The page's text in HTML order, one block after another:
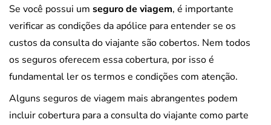
Se você possui um seguro de viagem, é importante
verificar as condições da apólice para entender se os
custos da consulta do viajante são cobertos. Nem todos
os seguros oferecem essa cobertura, por isso é
fundamental ler os termos e condições com atenção.
Alguns seguros de viagem mais abrangentes podem
incluir cobertura para a consulta do viajante como parte